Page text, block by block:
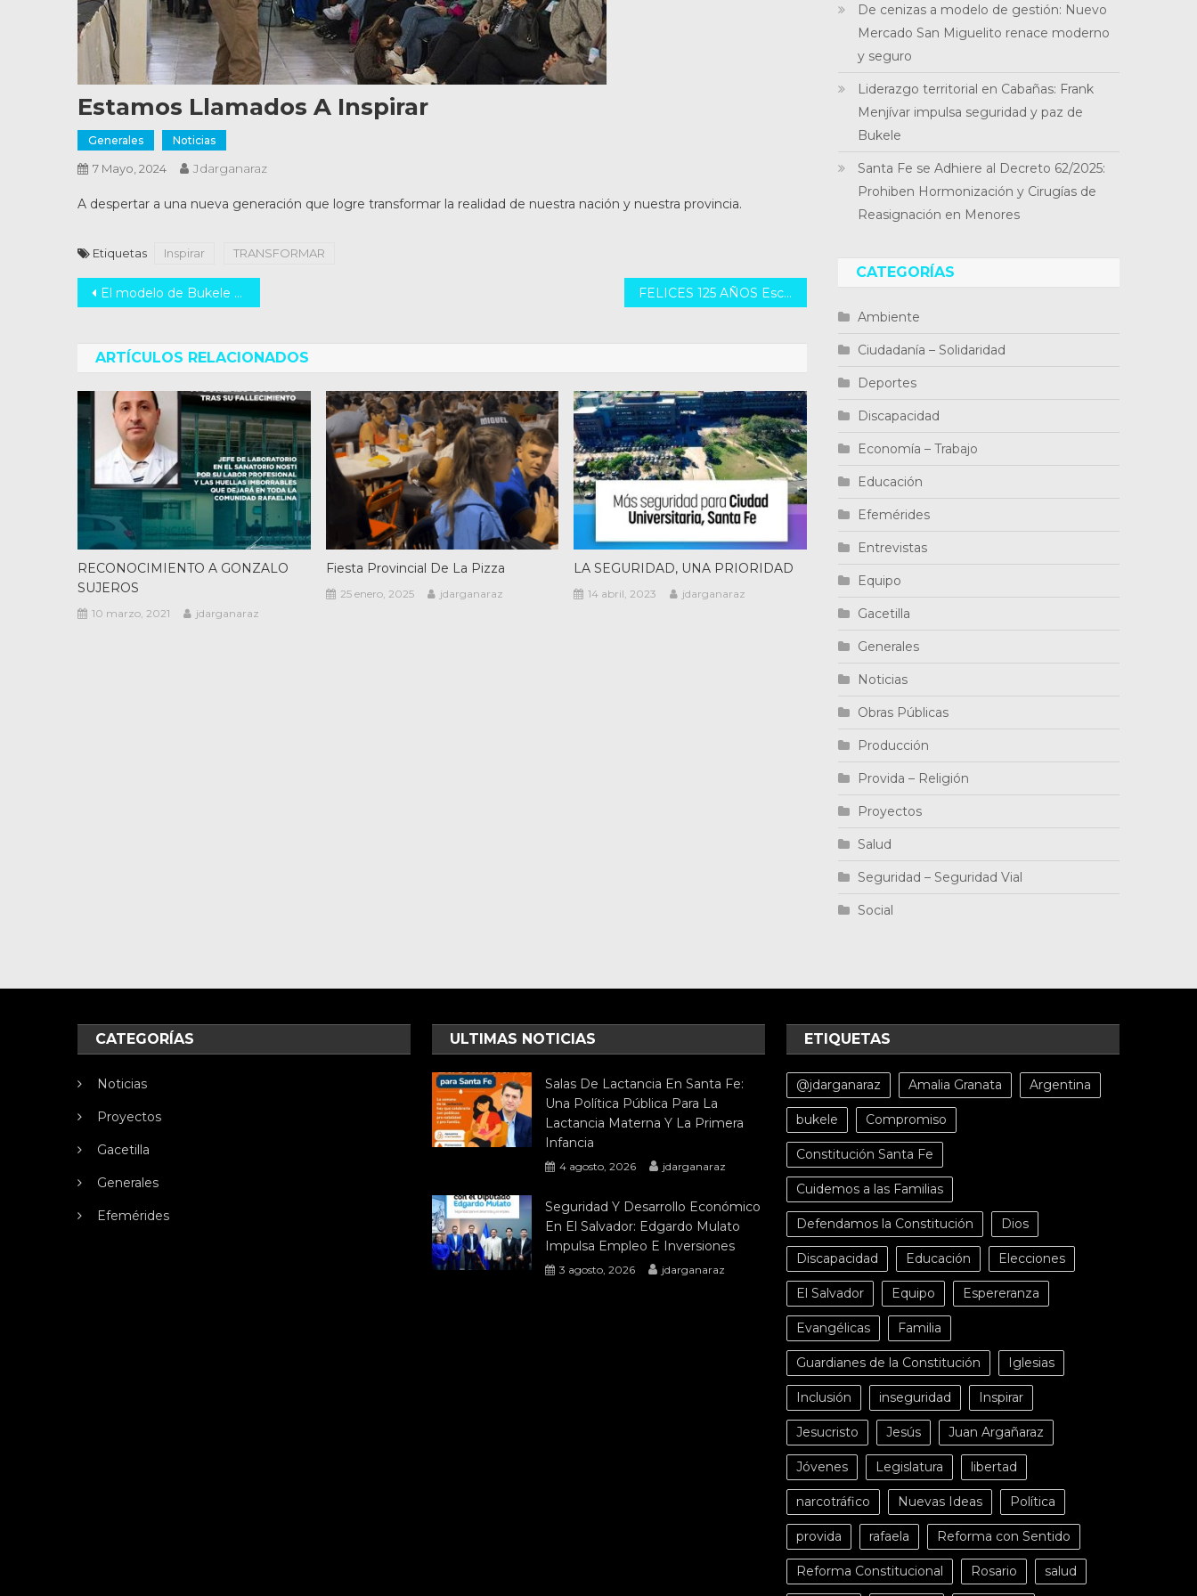
Estamos Llamados A Inspirar
Generales Noticias
7 Mayo, 2024 Jdarganaraz
A despertar a una nueva generación que logre transformar la realidad de nuestra nación y nuestra provincia.
Etiquetas Inspirar TRANSFORMAR
Navegación
entradas
El modelo de Bukele que propone Inspirar FELICES 125 AÑOS Escuela 401 San Vicente
ARTÍCULOS RELACIONADOS
RECONOCIMIENTO A GONZALO
SUJEROS
10 marzo, 2021 jdarganaraz
Fiesta Provincial De La Pizza
25 enero, 2025 jdarganaraz
LA SEGURIDAD, UNA PRIORIDAD
14 abril, 2023 jdarganaraz
De cenizas a modelo de gestión: Nuevo
Mercado San Miguelito renace moderno
y seguro
Liderazgo territorial en Cabañas: Frank
Menjívar impulsa seguridad y paz de
Bukele
Santa Fe se Adhiere al Decreto 62/2025:
Prohiben Hormonización y Cirugías de
Reasignación en Menores
CATEGORÍAS
Ambiente
Ciudadanía – Solidaridad
Deportes
Discapacidad
Economía – Trabajo
Educación
Efemérides
Entrevistas
Equipo
Gacetilla
Generales
Noticias
Obras Públicas
Producción
Provida – Religión
Proyectos
Salud
Seguridad – Seguridad Vial
Social
CATEGORÍAS
Noticias
Proyectos
Gacetilla
Generales
Efemérides
ULTIMAS NOTICIAS
Salas De Lactancia En Santa Fe:
Una Política Pública Para La
Lactancia Materna Y La Primera
Infancia
4 agosto, 2026 jdarganaraz
Seguridad Y Desarrollo Económico
En El Salvador: Edgardo Mulato
Impulsa Empleo E Inversiones
3 agosto, 2026 jdarganaraz
ETIQUETAS
@jdarganaraz Amalia Granata Argentina
bukele Compromiso
Constitución Santa Fe
Cuidemos a las Familias
Defendamos la Constitución Dios
Discapacidad Educación Elecciones
El Salvador Equipo Espereranza
Evangélicas Familia
Guardianes de la Constitución Iglesias
Inclusión inseguridad Inspirar
Jesucristo Jesús Juan Argañaraz
Jóvenes Legislatura libertad
narcotráfico Nuevas Ideas Política
provida rafaela Reforma con Sentido
Reforma Constitucional Rosario salud